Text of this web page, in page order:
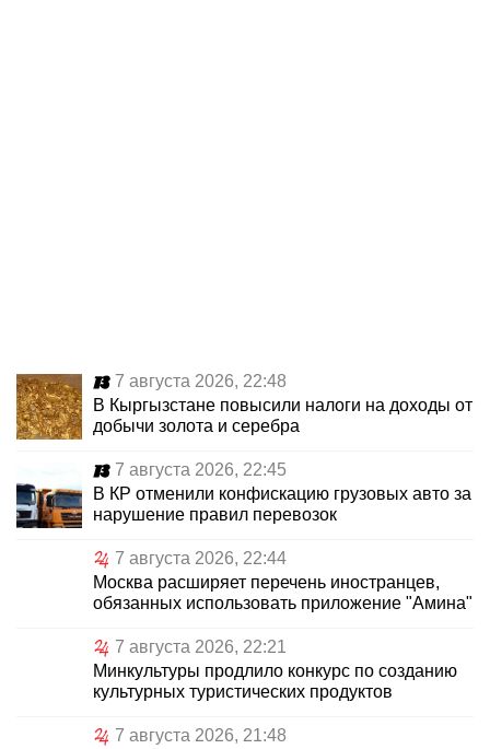
7 августа 2026, 22:48
В Кыргызстане повысили налоги на доходы от
добычи золота и серебра
7 августа 2026, 22:45
В КР отменили конфискацию грузовых авто за
нарушение правил перевозок
7 августа 2026, 22:44
Москва расширяет перечень иностранцев,
обязанных использовать приложение "Амина"
7 августа 2026, 22:21
Минкультуры продлило конкурс по созданию
культурных туристических продуктов
7 августа 2026, 21:48